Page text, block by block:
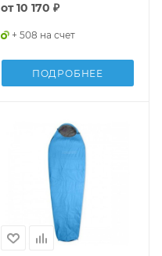
от10 170 ₽
+ 508 на счет
ПОДРОБНЕЕ